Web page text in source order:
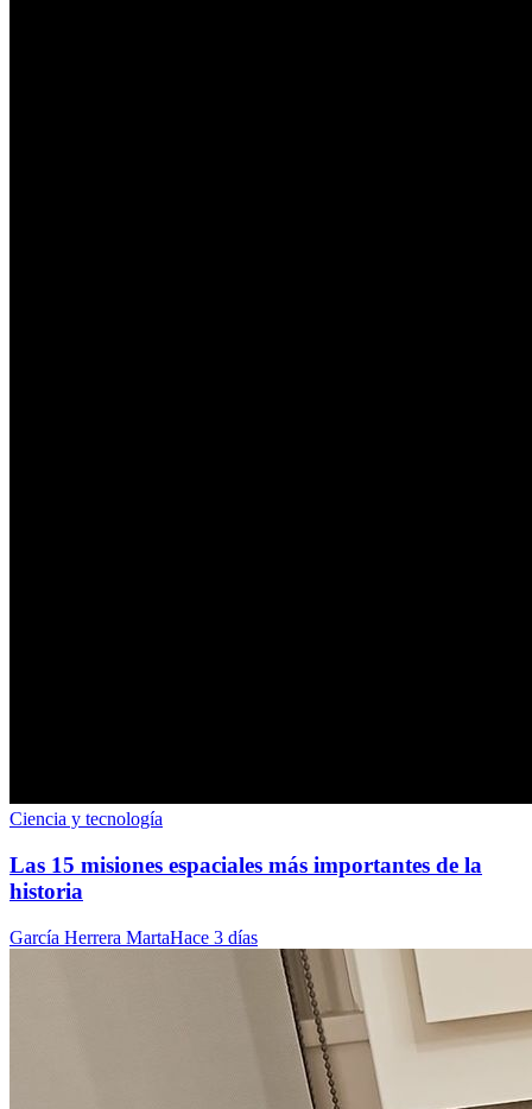
Ciencia y tecnología
Las 15 misiones espaciales más importantes de la
historia
García Herrera MartaHace 3 días